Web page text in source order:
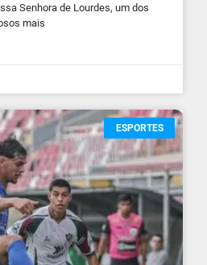
Senhora de Lourdes, um dos
mais
ESPORTES